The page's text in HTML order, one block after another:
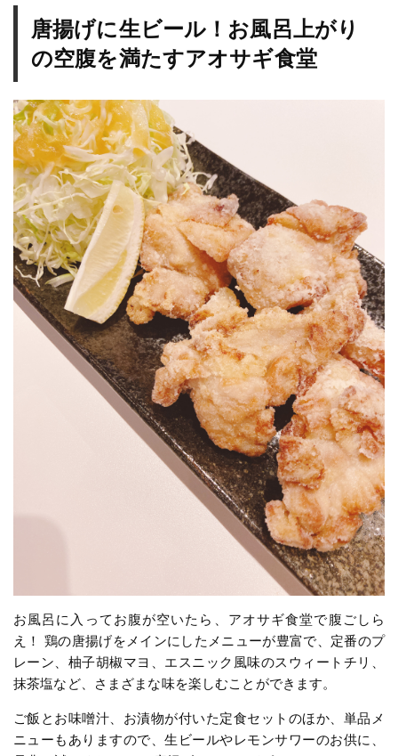
唐揚げに生ビール！お風呂上がり
の空腹を満たすアオサギ食堂
お風呂に入ってお腹が空いたら、アオサギ食堂で腹ごしら
え！ 鶏の唐揚げをメインにしたメニューが豊富で、定番のプ
レーン、柚子胡椒マヨ、エスニック風味のスウィートチリ、
抹茶塩など、さまざまな味を楽しむことができます。
ご飯とお味噌汁、お漬物が付いた定食セットのほか、単品メ
ニューもありますので、生ビールやレモンサワーのお供に、